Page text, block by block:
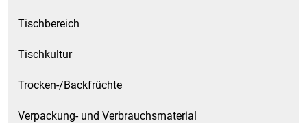
Tischbereich
Tischkultur
Trocken-/Backfrüchte
Verpackung- und Verbrauchsmaterial